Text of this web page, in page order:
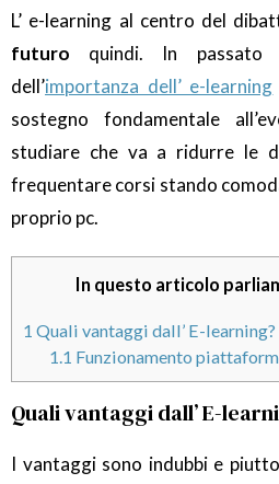
L’ e-learning al centro del
futuro quindi. In passato
dell’importanza dell’ e-learning
sostegno fondamentale
studiare che va a ridurre le
frequentare corsi stando
proprio pc.
In questo articolo
1 Quali vantaggi dall’ E-learning?
1.1 Funzionamento
Quali vantaggi dall’ E-
I vantaggi sono indubbi e